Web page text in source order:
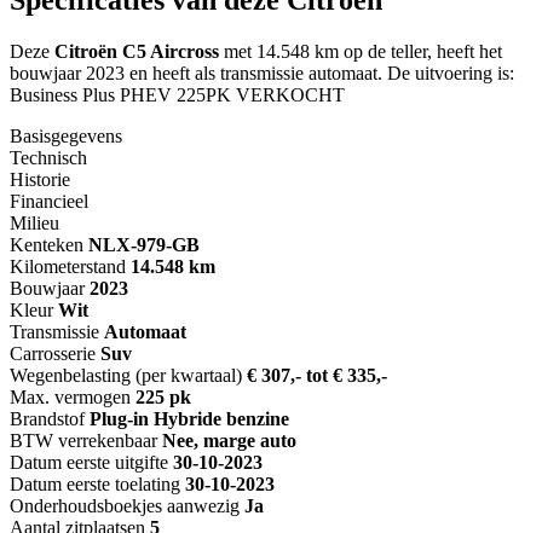
Deze Citroën C5 Aircross met 14.548 km op de teller, heeft het
bouwjaar 2023 en heeft als transmissie automaat. De uitvoering is:
Business Plus PHEV 225PK VERKOCHT
Basisgegevens
Technisch
Historie
Financieel
Milieu
Kenteken NLX-979-GB
Kilometerstand 14.548 km
Bouwjaar 2023
Kleur Wit
Transmissie Automaat
Carrosserie Suv
Wegenbelasting (per kwartaal) € 307,- tot € 335,-
Max. vermogen 225 pk
Brandstof Plug-in Hybride benzine
BTW verrekenbaar Nee, marge auto
Datum eerste uitgifte 30-10-2023
Datum eerste toelating 30-10-2023
Onderhoudsboekjes aanwezig Ja
Aantal zitplaatsen 5